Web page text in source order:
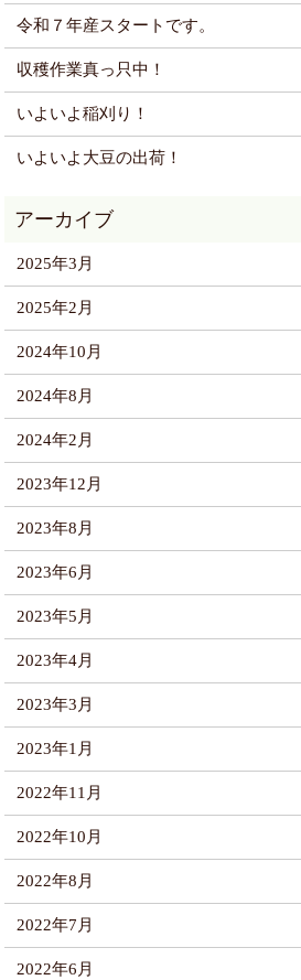
令和７年産スタートです。
収穫作業真っ只中！
いよいよ稲刈り！
いよいよ大豆の出荷！
2025年3月
2025年2月
2024年10月
2024年8月
2024年2月
2023年12月
2023年8月
2023年6月
2023年5月
2023年4月
2023年3月
2023年1月
2022年11月
2022年10月
2022年8月
2022年7月
2022年6月